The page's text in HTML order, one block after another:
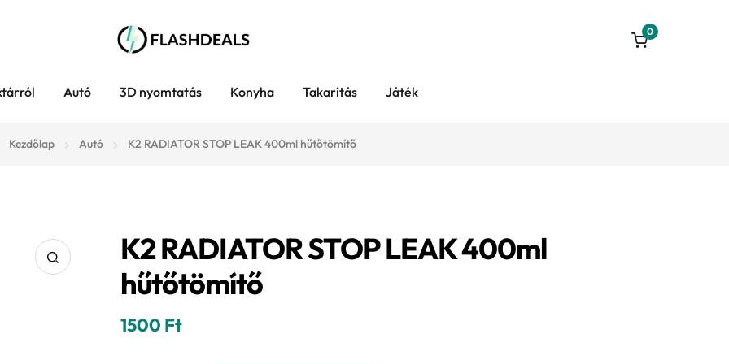
0
Autó 3D nyomtatás Konyha Takarítás Játék
Kezdőlap Autó K2 RADIATOR STOP LEAK 400ml hűtőtömítő
K2 RADIATOR STOP LEAK 400ml
hűtőtömítő
1500 Ft